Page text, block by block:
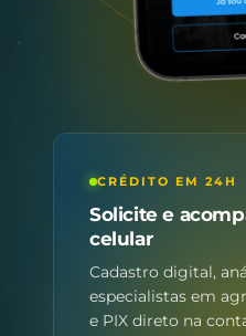
CRÉDITO EM 24H
Solicite e
celular
Cadastro digital,
especialistas em
e PIX direto na